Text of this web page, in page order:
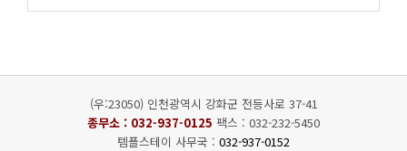
(우:23050) 인천광역시 강화군 전등사로 37-41
종무소 : 032-937-0125 팩스 : 032-232-5450
템플스테이 사무국 : 032-937-0152